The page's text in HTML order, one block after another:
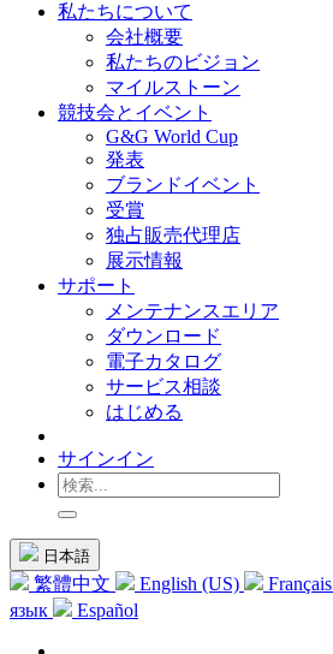
私たちについて
会社概要
私たちのビジョン
マイルストーン
競技会とイベント
G&G World Cup
発表
ブランドイベント
受賞
独占販売代理店
展示情報
サポート
メンテナンスエリア
ダウンロード
電子カタログ
サービス相談
はじめる
サインイン
日本語
繁體中文 English (US) Français
язык
Español